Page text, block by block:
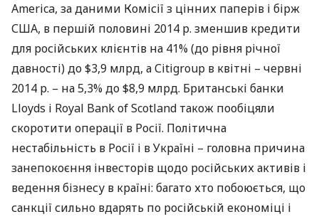
America, за даними Комісії з цінних паперів і бірж
США, в першій половині 2014 р. зменшив кредити
для російських клієнтів на 41% (до рівня річної
давності) до $3,9 млрд, а Сitigroup в квітні – червні
2014 р. – на 5,3% до $8,9 млрд. Британські банки
Lloyds і Royal Bank of Scotland також пообіцяли
скоротити операції в Росії. Політична
нестабільність в Росії і в Україні – головна причина
занепокоєння інвесторів щодо російських активів і
ведення бізнесу в країні: багато хто побоюється, що
санкції сильно вдарять по російській економіці і